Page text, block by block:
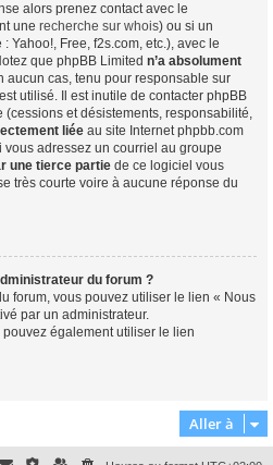
alors prenez contact avec le
une recherche sur whois) ou si un
Yahoo!, Free, f2s.com, etc.), avec le
que phpBB Limited n’a absolument
aucun cas, tenu pour responsable sur
utilisé. Il est inutile de contacter phpBB
et désistements, responsabilité,
liée au site Internet phpbb.com
adressez un courriel au groupe
une tierce partie de ce logiciel vous
très courte voire à aucune réponse du
du forum ?
forum, vous pouvez utiliser le lien « Nous
par un administrateur.
également utiliser le lien
Aller à